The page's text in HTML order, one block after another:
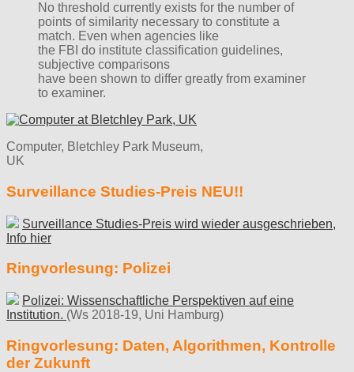
No threshold currently exists for the number of
points of similarity necessary to constitute a
match. Even when agencies like
the FBI do institute classification guidelines,
subjective comparisons
have been shown to differ greatly from examiner
to examiner.
Computer, Bletchley Park Museum,
UK
Surveillance Studies-Preis NEU!!
Surveillance Studies-Preis wird wieder ausgeschrieben,
Info hier
Ringvorlesung: Polizei
Polizei: Wissenschaftliche Perspektiven auf eine
Institution. (Ws 2018-19, Uni Hamburg)
Ringvorlesung: Daten, Algorithmen, Kontrolle
der Zukunft